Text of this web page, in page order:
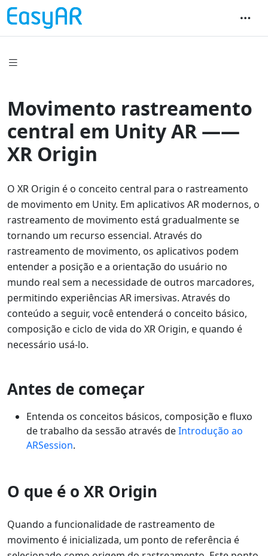
Movimento rastreamento
central em Unity AR ——
XR Origin
O XR Origin é o conceito central para o rastreamento
de movimento em Unity. Em aplicativos AR modernos, o
rastreamento de movimento está gradualmente se
tornando um recurso essencial. Através do
rastreamento de movimento, os aplicativos podem
entender a posição e a orientação do usuário no
mundo real sem a necessidade de outros marcadores,
permitindo experiências AR imersivas. Através do
conteúdo a seguir, você entenderá o conceito básico,
composição e ciclo de vida do XR Origin, e quando é
necessário usá-lo.
Antes de começar
Entenda os conceitos básicos, composição e fluxo
de trabalho da sessão através deIntrodução ao
ARSession.
O que é o XR Origin
Quando a funcionalidade de rastreamento de
movimento é inicializada, um ponto de referência é